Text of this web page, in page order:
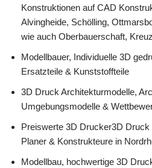
Konstruktionen auf CAD
Alvingheide, Schölling,
wie auch Oberbauerschaft,
Modellbauer, Individuelle 3D
Ersatzteile & Kunststoffteile
3D Druck Architekturmodelle,
Umgebungsmodelle &
Preiswerte 3D Drucker3D
Planer & Konstrukteure in
Modellbau, hochwertige 3D